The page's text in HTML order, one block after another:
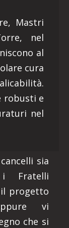
Mastri
nel
al
cura
robusti e
nel
sia
i Fratelli
progetto
vi
che si